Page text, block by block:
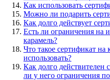
Как использовать
Можно ли подарить
Как долго действует
Есть ли ограничения на
карамель?
Что такое сертификат на
использовать?
Как долго действителен
ли у него ограничения